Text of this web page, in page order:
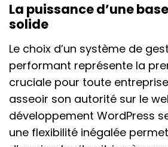
La puissance d’une
solide
Le choix d’un système de
performant représente la
cruciale pour toute
asseoir son autorité sur le
développement WordPress
une flexibilité inégalée